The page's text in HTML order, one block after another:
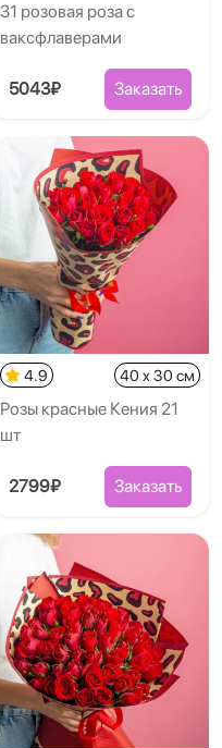
31 розовая роза с
ваксфлаверами
5043₽ Заказать
4.9 40 x 30 см
Розы красные Кения 21
шт
2799₽ Заказать